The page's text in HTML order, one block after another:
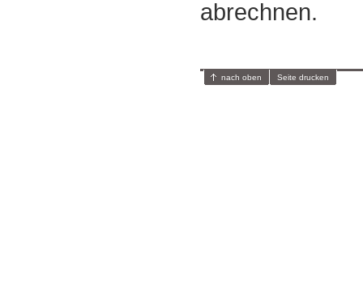
abrechnen.
nach oben Seite drucken